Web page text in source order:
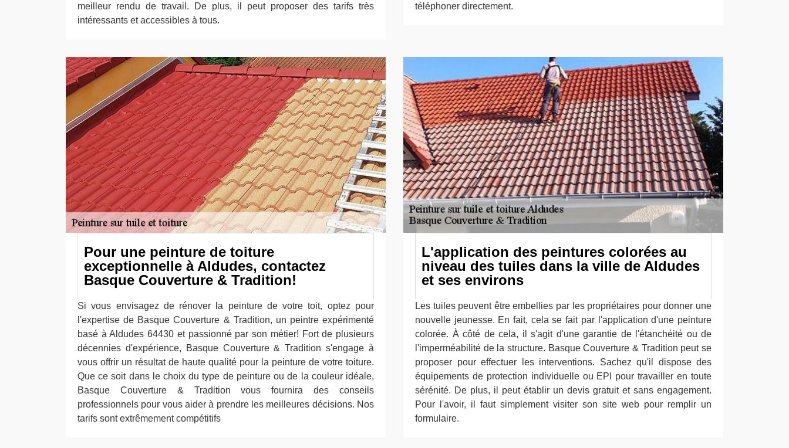
meilleur rendu de travail. De plus, il peut proposer des tarifs très
intéressants et accessibles à tous.
téléphoner directement.
Pour une peinture de toiture
exceptionnelle à Aldudes, contactez
Basque Couverture & Tradition!
Si vous envisagez de rénover la peinture de votre toit, optez pour
l'expertise de Basque Couverture & Tradition, un peintre expérimenté
basé à Aldudes 64430 et passionné par son métier! Fort de plusieurs
décennies d'expérience, Basque Couverture & Tradition s'engage à
vous offrir un résultat de haute qualité pour la peinture de votre toiture.
Que ce soit dans le choix du type de peinture ou de la couleur idéale,
Basque Couverture & Tradition vous fournira des conseils
professionnels pour vous aider à prendre les meilleures décisions. Nos
tarifs sont extrêmement compétitifs
L'application des peintures colorées au
niveau des tuiles dans la ville de Aldudes
et ses environs
Les tuiles peuvent être embellies par les propriétaires pour donner une
nouvelle jeunesse. En fait, cela se fait par l'application d'une peinture
colorée. À côté de cela, il s'agit d'une garantie de l'étanchéité ou de
l'imperméabilité de la structure. Basque Couverture & Tradition peut se
proposer pour effectuer les interventions. Sachez qu'il dispose des
équipements de protection individuelle ou EPI pour travailler en toute
sérénité. De plus, il peut établir un devis gratuit et sans engagement.
Pour l'avoir, il faut simplement visiter son site web pour remplir un
formulaire.